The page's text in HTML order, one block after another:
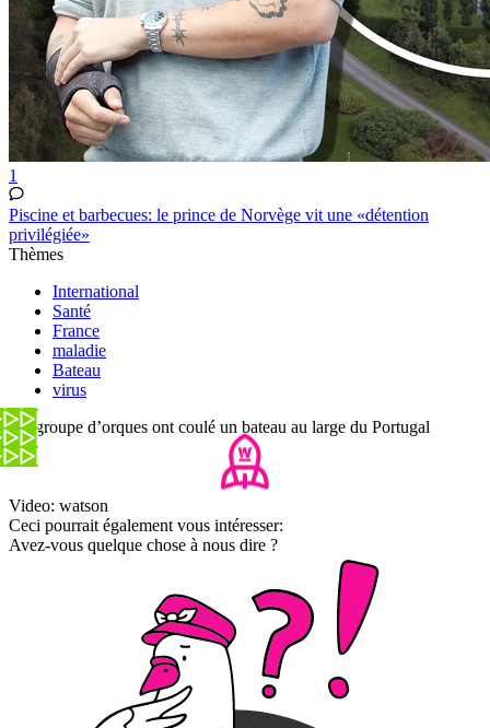
1
Piscine et barbecues: le prince de Norvège vit une «détention
privilégiée»
Thèmes
International
Santé
France
maladie
Bateau
virus
Un groupe d’orques ont coulé un bateau au large du Portugal
Video: watson
Ceci pourrait également vous intéresser:
Avez-vous quelque chose à nous dire ?